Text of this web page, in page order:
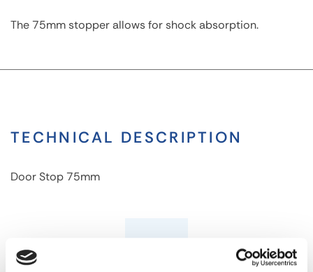
The 75mm stopper allows for shock absorption.
TECHNICAL DESCRIPTION
Door Stop 75mm
Stop
QUESTIONS & ANSWERS